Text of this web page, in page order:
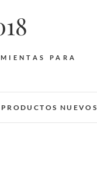
PARA
PRODUCTOS NUEVOS